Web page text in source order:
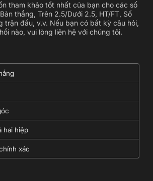
tham khảo tốt nhất của bạn cho các số
thắng, Trên 2.5/Dưới 2.5, HT/FT, Số
trận đấu, v.v. Nếu bạn có bất kỳ câu hỏi,
nào, vui lòng liên hệ với chúng tôi.
hai hiệp
xác